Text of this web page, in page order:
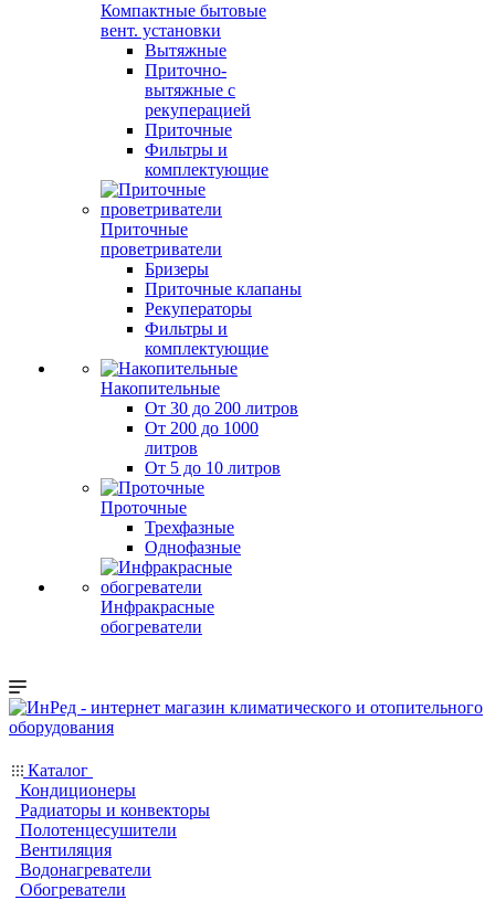
Компактные бытовые
вент. установки
Вытяжные
Приточно-
вытяжные с
рекуперацией
Приточные
Фильтры и
комплектующие
Приточные
проветриватели
Бризеры
Приточные клапаны
Рекуператоры
Фильтры и
комплектующие
Накопительные
От 30 до 200 литров
От 200 до 1000
литров
От 5 до 10 литров
Проточные
Трехфазные
Однофазные
Инфракрасные
обогреватели
Каталог
Кондиционеры
Радиаторы и конвекторы
Полотенцесушители
Вентиляция
Водонагреватели
Обогреватели